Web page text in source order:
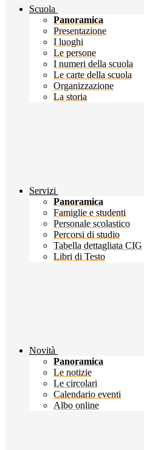
Scuola
Panoramica
Presentazione
I luoghi
Le persone
I numeri della scuola
Le carte della scuola
Organizzazione
La storia
Servizi
Panoramica
Famiglie e studenti
Personale scolastico
Percorsi di studio
Tabella dettagliata CIG
Libri di Testo
Novità
Panoramica
Le notizie
Le circolari
Calendario eventi
Albo online